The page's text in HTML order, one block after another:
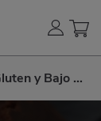
y Bajo En